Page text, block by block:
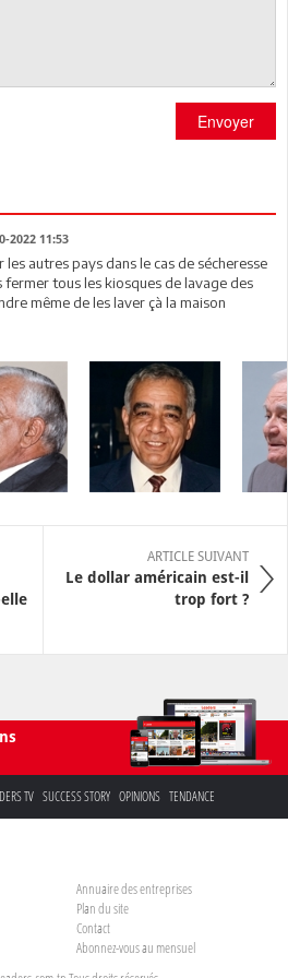
Envoyer
2022 11:53
les autres pays dans le cas de sécheresse
fermer tous les kiosques de lavage des
même de les laver çà la maison
ARTICLE SUIVANT
Le dollar américain est-il
trop fort ?
TV SUCCESS STORY OPINIONS TENDANCE
Annuaire des entreprises
Plan du site
Contact
Abonnez-vous au mensuel